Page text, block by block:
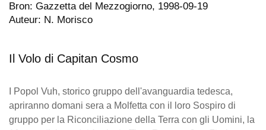
Bron: Gazzetta del Mezzogiorno, 1998-09-19
Auteur: N. Morisco
Il Volo di Capitan Cosmo
I Popol Vuh, storico gruppo dell'avanguardia tedesca,
apriranno domani sera a Molfetta con il loro Sospiro di
gruppo per la Riconciliazione della Terra con gli Uomini, la